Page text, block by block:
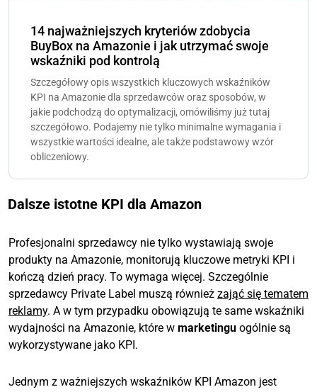
14 najważniejszych kryteriów zdobycia
BuyBox na Amazonie i jak utrzymać swoje
wskaźniki pod kontrolą
Szczegółowy opis wszystkich kluczowych wskaźników
KPI na Amazonie dla sprzedawców oraz sposobów, w
jakie podchodzą do optymalizacji, omówiliśmy już tutaj
szczegółowo. Podajemy nie tylko minimalne wymagania i
wszystkie wartości idealne, ale także podstawowy wzór
obliczeniowy.
Dalsze istotne KPI dla Amazon
Profesjonalni sprzedawcy nie tylko wystawiają swoje
produkty na Amazonie, monitorują kluczowe metryki KPI i
kończą dzień pracy. To wymaga więcej. Szczególnie
sprzedawcy Private Label muszą również zająć się tematem
reklamy. A w tym przypadku obowiązują te same wskaźniki
wydajności na Amazonie, które w marketingu ogólnie są
wykorzystywane jako KPI.
Jednym z ważniejszych wskaźników KPI Amazon jest